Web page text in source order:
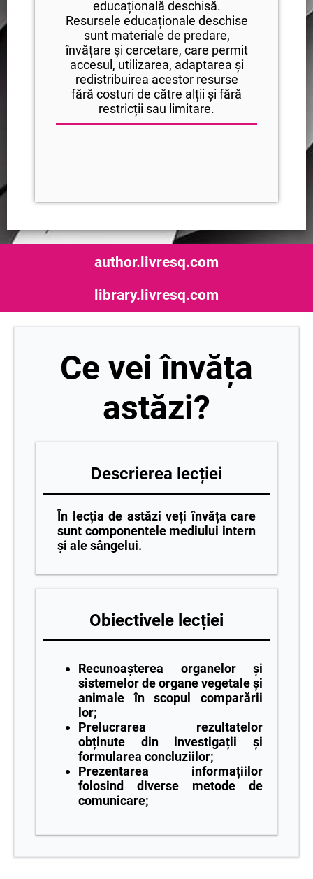
educațională deschisă.
Resursele educaționale deschise
sunt materiale de predare,
învățare și cercetare, care permit
accesul, utilizarea, adaptarea și
redistribuirea acestor resurse
fără costuri de către alții și fără
restricții sau limitare.
author.livresq.com
library.livresq.com
Ce vei învăța
astăzi?
Descrierea lecției
În lecția de astăzi veți învăța care
sunt componentele mediului intern
și ale sângelui.
Obiectivele lecției
Recunoașterea organelor și
sistemelor de organe vegetale și
animale în scopul comparării
lor;
Prelucrarea rezultatelor
obținute din investigații și
formularea concluziilor;
Prezentarea informațiilor
folosind diverse metode de
comunicare;